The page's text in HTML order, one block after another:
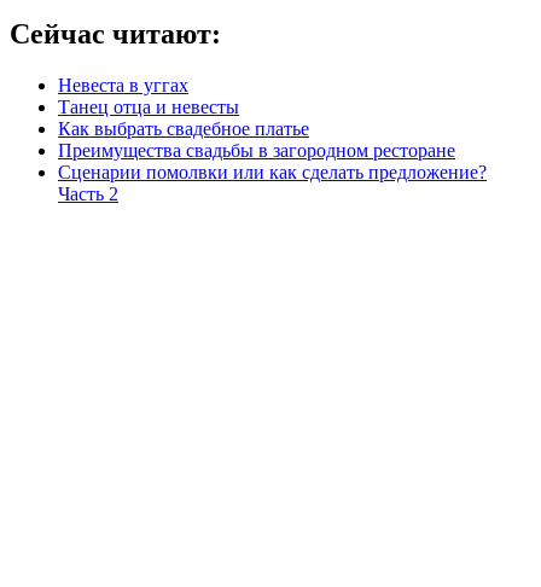
Сейчас читают:
Невеста в уггах
Танец отца и невесты
Как выбрать свадебное платье
Преимущества свадьбы в загородном ресторане
Сценарии помолвки или как сделать предложение?
Часть 2